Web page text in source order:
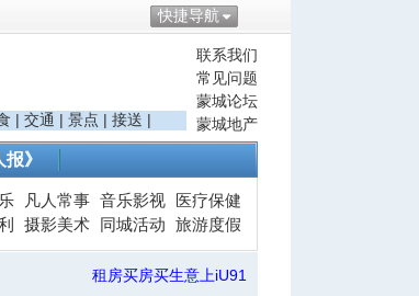
快捷导航
联系我们
常见问题
蒙城论坛
蒙城地产
| 交通 | 景点 | 接送 |
》
凡人常事 音乐影视
医疗保健
摄影美术 同城活动 旅游度假
租房买房买生意上iU91